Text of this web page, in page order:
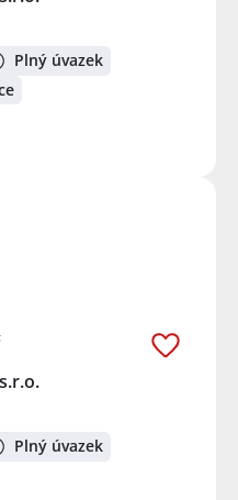
Plný úvazek
Plný úvazek